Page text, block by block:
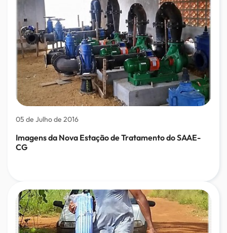
05 de Julho de 2016
Imagens da Nova Estação de Tratamento do SAAE-
CG